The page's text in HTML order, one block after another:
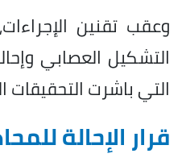
وعقب تقنين
التشكيل العصابي
التي باشرت
قرار الإحالة